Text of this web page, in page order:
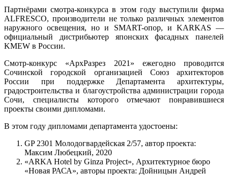
Партнёрами смотра-конкурса в этом году выступили фирма
ALFRESCO, производители не только различных элементов
наружного освещения, но и SMART-опор, и KARKAS —
официальный дистрибьютер японских фасадных панелей
KMEW в России.
Смотр-конкурс «АрхРазрез 2021» ежегодно проводится
Сочинской городской организацией Союз архитекторов
России при поддержке Департамента архитектуры,
градостроительства и благоустройства администрации города
Сочи, специалисты которого отмечают понравившиеся
проекты своими дипломами.
В этом году дипломами департамента удостоены:
GP 2301 Молодогвардейская 2/57, автор проекта:
Максим Любецкий, 2020
«ARKA Hotel by Ginza Project», Архитектурное бюро
«Новая РАСА», авторы проекта: Дойницын Андрей